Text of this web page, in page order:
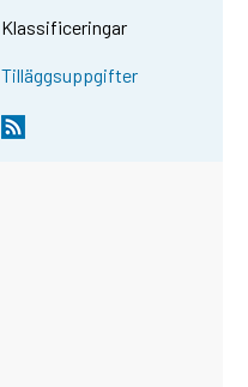
Klassificeringar
Tilläggsuppgifter